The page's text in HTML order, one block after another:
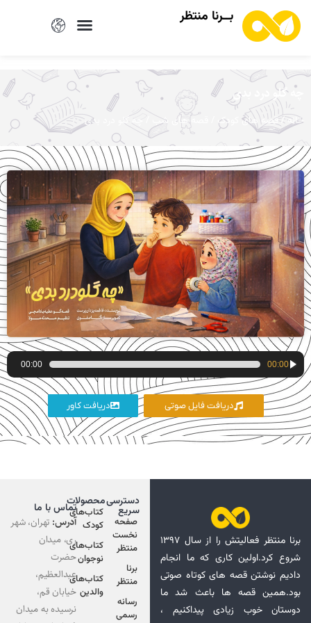
بــرنا منتظر
چه گلو درد بدی
خانه/قصه های کودک قصه های شب / چه گلو درد بدی
پخش‌کننده
صوت
00:00
00:00
دریافت فایل صوتی دریافت کاور
برنا منتظر فعالیتش را از سال ۱۳۹۷
شروع کرد.اولین کاری که ما انجام
دادیم نوشتن قصه های کوتاه صوتی
بود.همین قصه ها باعث شد ما
دوستان خوب زیادی پیداکنیم ،
دسترسی
سریع
صفحه
نخست
منتظر
برنا
منتظر
رسانه
رسمی
محصولات
کتاب‌های
کودک
کتاب‌های
نوجوان
کتاب‌های
والدین
تماس با ما
آدرس: تهران، شهر
ری، میدان
حضرت
عبدالعظیم،
خیابان قم،
نرسیده به میدان